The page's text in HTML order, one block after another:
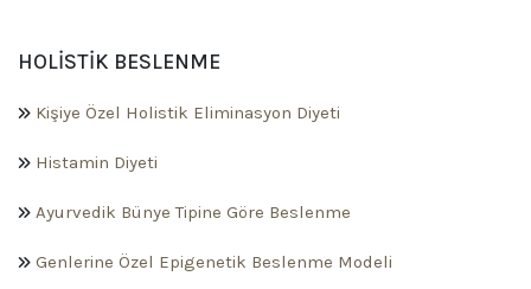
HOLISTIK BESLENME
Kişiye Özel Holistik Eliminasyon Diyeti
Histamin Diyeti
Ayurvedik Bünye Tipine Göre Beslenme
Genlerine Özel Epigenetik Beslenme Modeli